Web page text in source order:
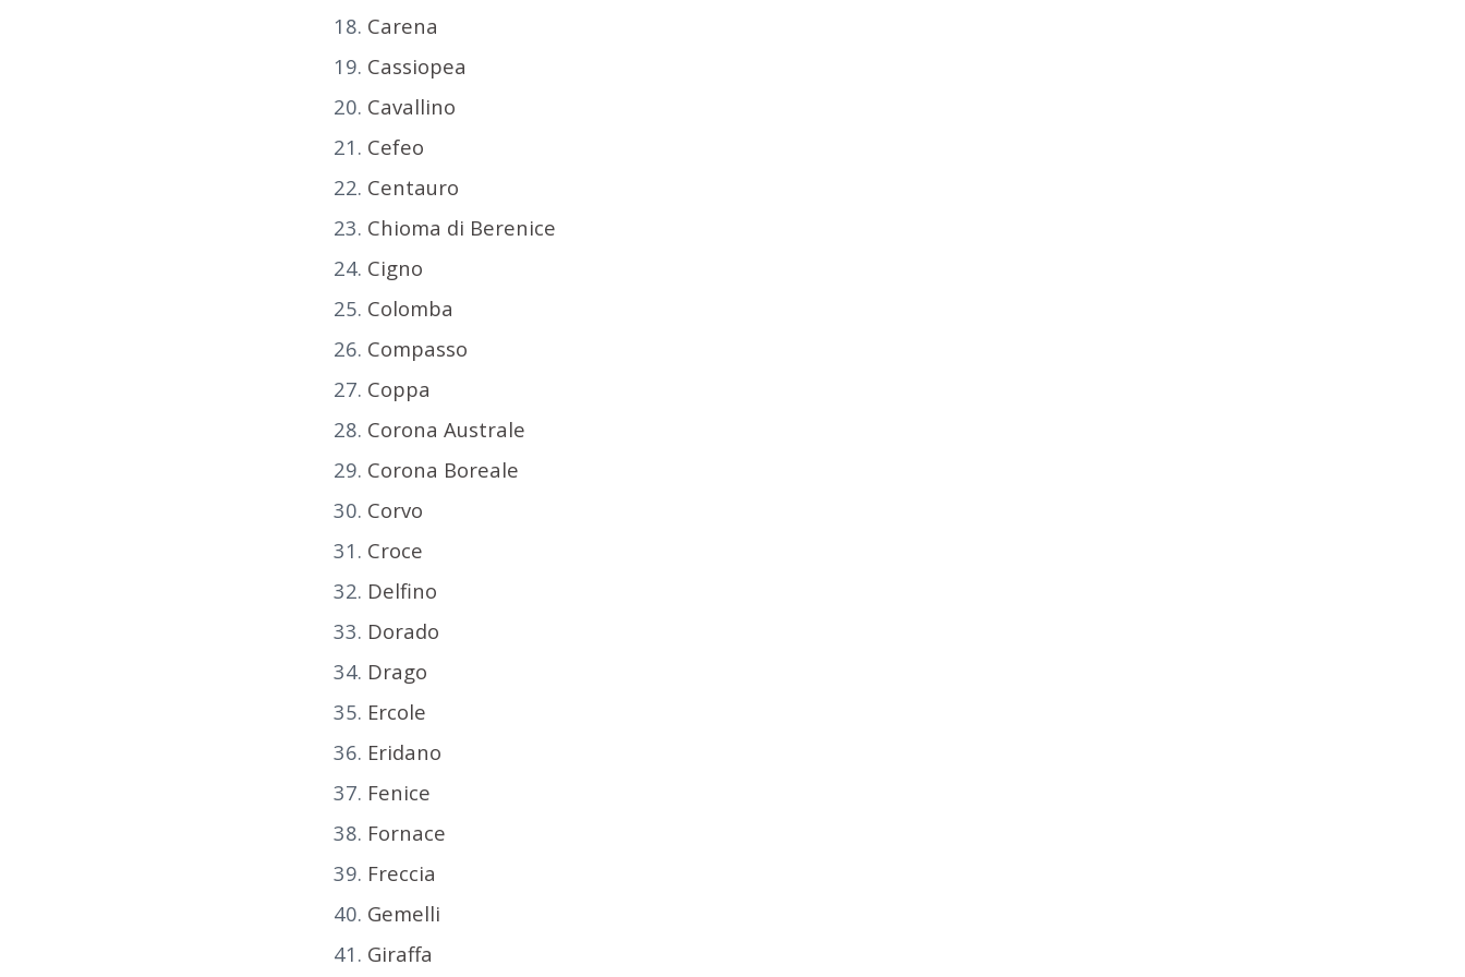
Carena
Cassiopea
Cavallino
Cefeo
Centauro
Chioma di Berenice
Cigno
Colomba
Compasso
Coppa
Corona Australe
Corona Boreale
Corvo
Croce
Delfino
Dorado
Drago
Ercole
Eridano
Fenice
Fornace
Freccia
Gemelli
Giraffa